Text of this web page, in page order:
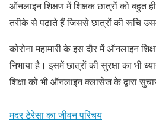
ऑनलाइन शिक्षण में शिक्षक छात्रों को
तरीके से पढ़ाते हैं जिससे छात्रों की रूचि
कोरोना महामारी के इस दौर में ऑनलाइन
निभाया है। इसमें छात्रों की सुरक्षा का भी
शिक्षा को भी ऑनलाइन क्लासेज के द्वारा
मदर टेरेसा का जीवन परिचय